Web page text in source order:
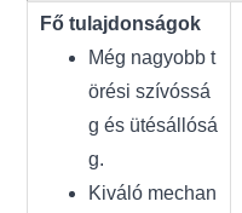
Fő tulajdonságok
Még nagyobb t
örési szívóssá
g és ütésállósá
g.
Kiváló mechan